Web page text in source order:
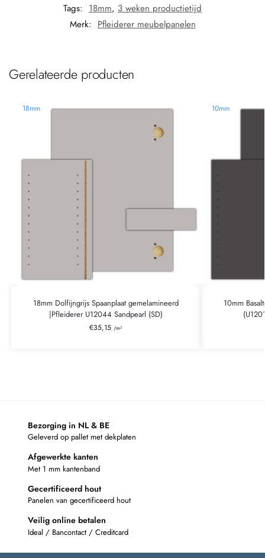
Tags: 18mm, 3 weken productietijd
Merk: Pfleiderer meubelpanelen
Gerelateerde producten
18mm
18mm Dolfijngrijs Spaanplaat gemelamineerd
|Pfleiderer U12044 Sandpearl (SD)
€35,15 /m²
10mm
10mm
Bezorging in NL & BE
Geleverd op pallet met dekplaten
Afgewerkte kanten
Met 1 mm kantenband
Gecertificeerd hout
Panelen van gecertificeerd hout
Veilig online betalen
Ideal / Bancontact / Creditcard